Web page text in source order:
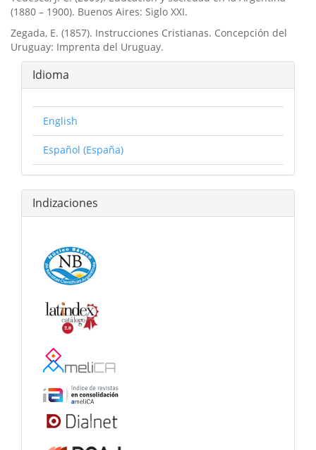
(1880 – 1900). Buenos Aires: Siglo XXI.
Zegada, E. (1857). Instrucciones Cristianas. Concepción del
Uruguay: Imprenta del Uruguay.
Idioma
English
Español (España)
Indizaciones